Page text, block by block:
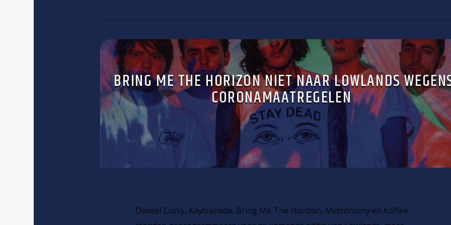
BRING ME THE HORIZON NIET NAAR LOWLANDS
CORONAMAATREGELEN
Denzel Curry, Kaytranada, Bring Me The Horizon, Metronomy en Koffee